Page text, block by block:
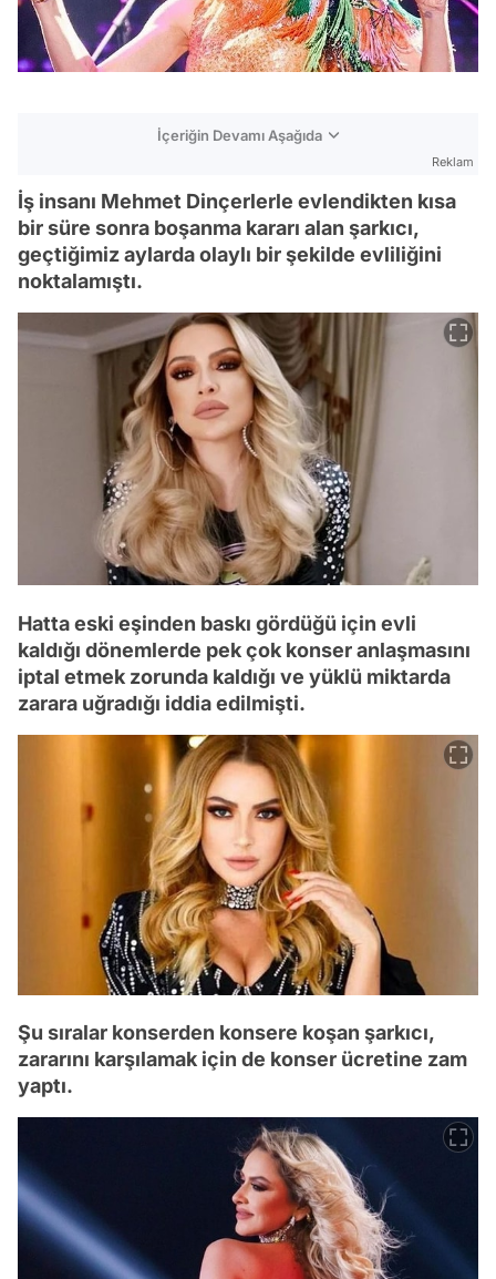
İçeriğin Devamı Aşağıda
Reklam
İş insanı Mehmet Dinçerlerle evlendikten kısa
bir süre sonra boşanma kararı alan şarkıcı,
geçtiğimiz aylarda olaylı bir şekilde evliliğini
noktalamıştı.
Hatta eski eşinden baskı gördüğü için evli
kaldığı dönemlerde pek çok konser anlaşmasını
iptal etmek zorunda kaldığı ve yüklü miktarda
zarara uğradığı iddia edilmişti.
Şu sıralar konserden konsere koşan şarkıcı,
zararını karşılamak için de konser ücretine zam
yaptı.